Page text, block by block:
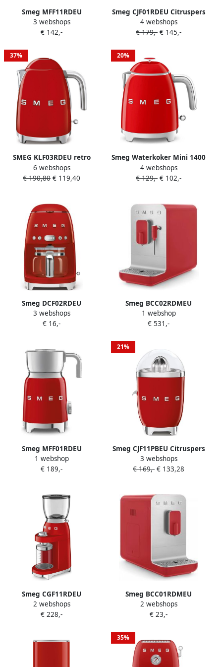
Smeg MFF11RDEU
Melkopschuimer Inductie
500W 6 Programma's
Melkschuim RVS Kan '50s
Style Rood
3 webshops
€ 142,-
Smeg CJF01RDEU Citruspers
Rood Handmatige druk 70W
4 webshops
€ 179,- € 145,-
37%
SMEG KLF03RDEU retro
50&apos;s style waterkoker
rood
6 webshops
€ 190,80 € 119,40
20%
Smeg Waterkoker Mini 1400
W rood 800 ml 3 kops
KLF05RDEU
4 webshops
€ 129,- € 102,-
Smeg DCF02RDEU
Filterkoffiemachine
Koffiezetapparaat 10
Programmeerbare
Startfunctie 50 s Style Rood
3 webshops
€ 16,-
Smeg BCC02RDMEU
koffiezetapparaat Volledig
automatisch
1 webshop
€ 531,-
Smeg MFF01RDEU
melkschuimer
Automatische
1 webshop
€ 189,-
21%
Smeg CJF11PBEU Citruspers
Elektrische Citruspers 70W
RVS Filter
'50s Style Rood
3 webshops
€ 169,- € 133,28
Smeg CGF11RDEU
Elektrische Koffiemolen
Koffiebonenmaler 30
2 webshops
€ 228,-
Smeg BCC01RDMEU
Espressomachine Mat Rood
Volautomatisch
2 webshops
€ 23,-
35%